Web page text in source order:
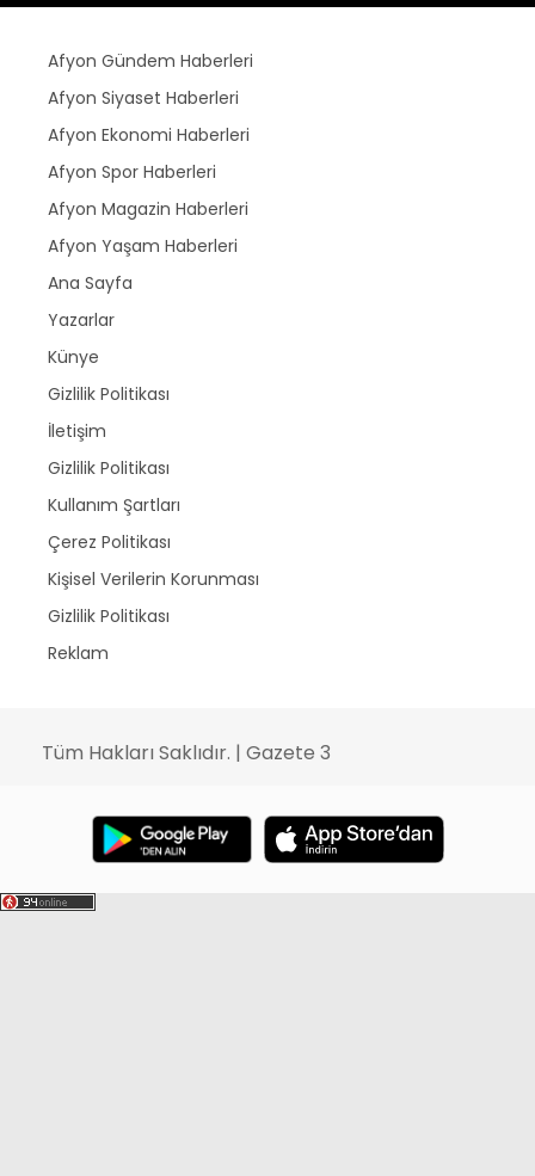
Afyon Gündem Haberleri
Afyon Siyaset Haberleri
Afyon Ekonomi Haberleri
Afyon Spor Haberleri
Afyon Magazin Haberleri
Afyon Yaşam Haberleri
Ana Sayfa
Yazarlar
Künye
Gizlilik Politikası
İletişim
Gizlilik Politikası
Kullanım Şartları
Çerez Politikası
Kişisel Verilerin Korunması
Gizlilik Politikası
Reklam
Tüm Hakları Saklıdır. | Gazete 3